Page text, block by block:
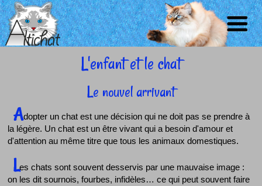
L'enfant et le chat
Le nouvel arrivant
Adopter un chat est une décision qui ne doit pas se prendre à
la légère. Un chat est un être vivant qui a besoin d'amour et
d'attention au même titre que tous les animaux domestiques.
Les chats sont souvent desservis par une mauvaise image :
on les dit sournois, fourbes, infidèles… ce qui peut souvent faire